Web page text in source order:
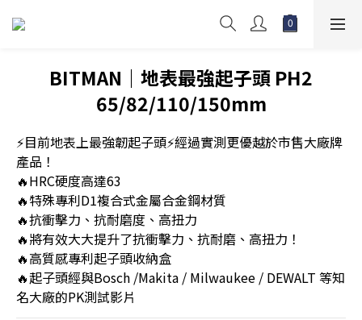
BITMAN｜地表最強起子頭 PH2
65/82/110/150mm
⚡目前地表上最強韌起子頭⚡經過實測更優越於市售大廠牌
產品！
🔥HRC硬度高達63
🔥特殊專利D1複合式金屬合金鋼材質
🔥抗衝擊力、抗耐磨度、高扭力
🔥將有效大大提升了抗衝擊力、抗耐磨、高扭力！
🔥高質感專利起子頭收納盒
🔥起子頭經與Bosch /Makita / Milwaukee / DEWALT 等知
名大廠的PK測試影片